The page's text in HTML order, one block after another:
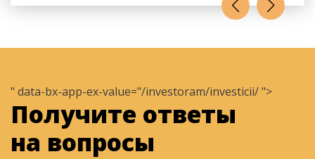
" data-bx-app-ex-value="/investoram/investicii/ ">
Получите ответы
на вопросы